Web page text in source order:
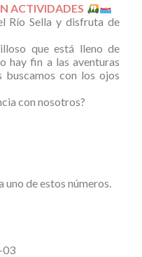
ACTIVIDADES
Río Sella y disfruta de
que está lleno de
hay fin a las aventuras
buscamos con los ojos
con nosotros?
de estos números.
03